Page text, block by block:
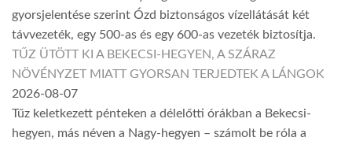
gyorsjelentése szerint Ózd biztonságos vízellátását két
távvezeték, egy 500-as és egy 600-as vezeték biztosítja.
TŰZ ÜTÖTT KI A BEKECSI-HEGYEN, A SZÁRAZ
NÖVÉNYZET MIATT GYORSAN TERJEDTEK A LÁNGOK
2026-08-07
Tűz keletkezett pénteken a délelőtti órákban a Bekecsi-
hegyen, más néven a Nagy-hegyen – számolt be róla a